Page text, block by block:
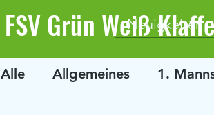
FSV Grün WeißNeuigkeiten
Alle
Allgemeines 1.